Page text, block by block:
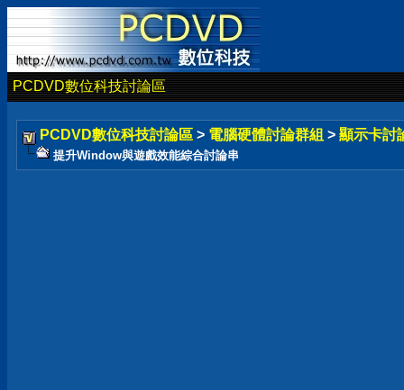
PCDVD數位科技討論區
PCDVD數位科技討論區 > 電腦硬體討論群組 > 顯示卡討
提升Window與遊戲效能綜合討論串